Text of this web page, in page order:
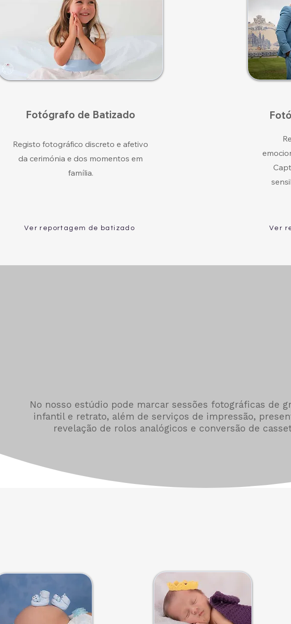
Fotógrafo de Batizado
Registo fotográfico discreto e afetivo
da cerimónia e dos momentos em
família.
Ver reportagem de batizado
No nosso estúdio pode marcar sessões fotográficas de
infantil e retrato, além de serviços de impressão,
revelação de rolos analógicos e conversão de